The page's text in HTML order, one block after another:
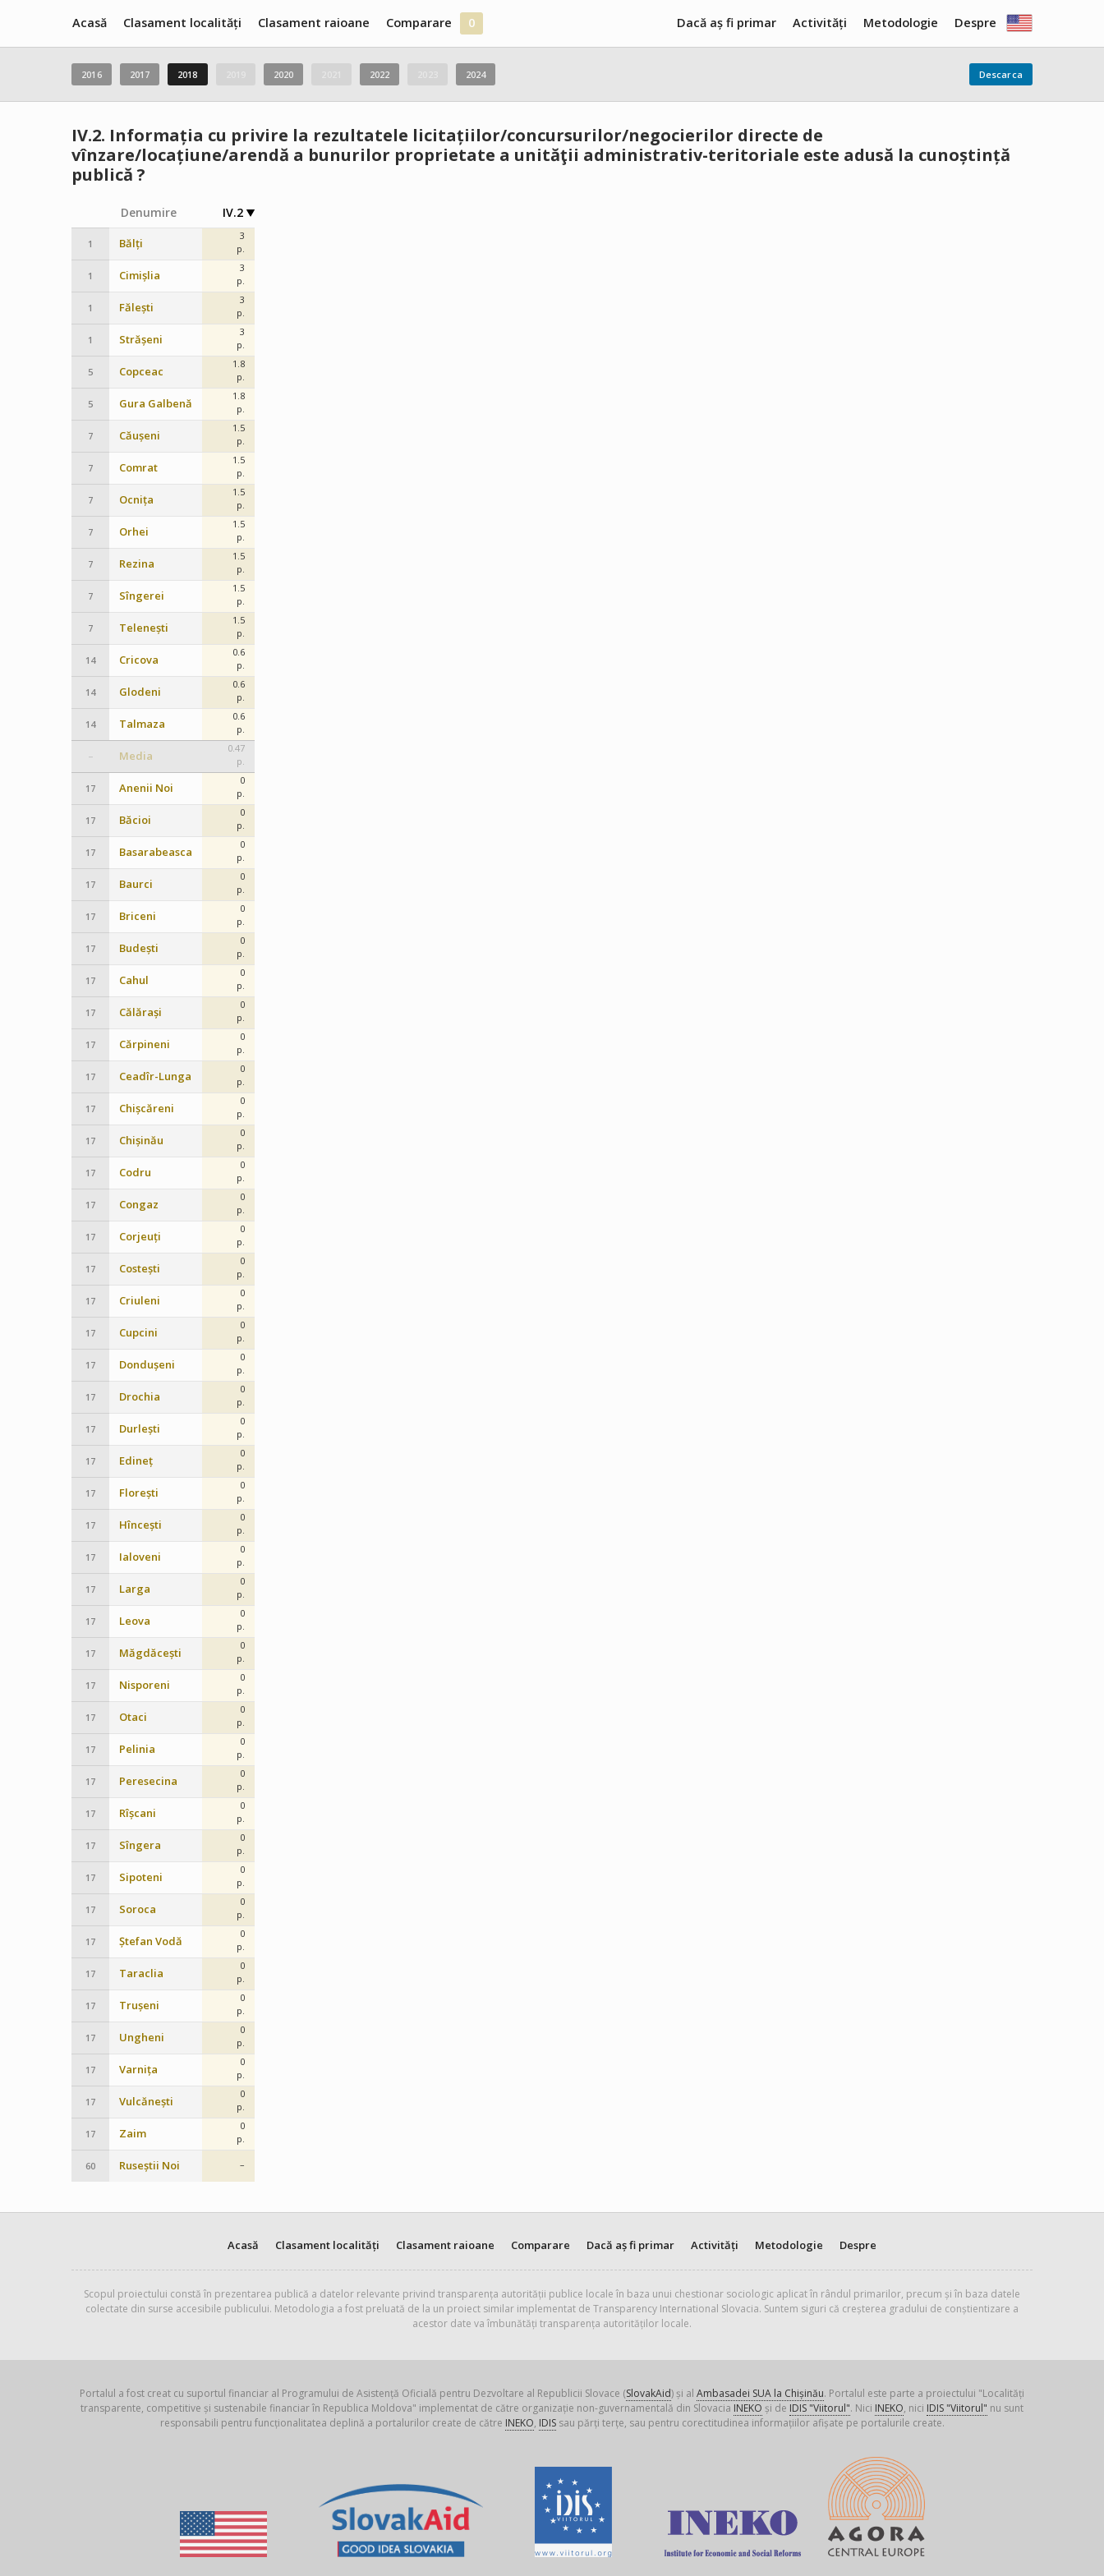
Acasă Despre
Clasament localități Metodologie
Clasament raioane Activități
Comparare 0 Dacă aș fi primar
2016 2017 2018 2020 2022 2024 Descarca
IV.2. Informația cu privire la rezultatele licitațiilor/concursurilor/negocierilor directe de
vînzare/locațiune/arendă a bunurilor proprietate a unităţii administrativ-teritoriale este adusă la cunoștință
publică ?
Denumire IV.2
1 Bălți
3
p.
1 Cimișlia
3
p.
1 Fălești
3
p.
1 Strășeni
3
p.
5 Copceac
1.8
p.
5 Gura Galbenă
1.8
p.
7 Căușeni
1.5
p.
7 Comrat
1.5
p.
7 Ocnița
1.5
p.
7 Orhei
1.5
p.
7 Rezina
1.5
p.
7 Sîngerei
1.5
p.
7 Telenești
1.5
p.
14 Cricova
0.6
p.
14 Glodeni
0.6
p.
14 Talmaza
0.6
p.
– Media
0.47
p.
17 Anenii Noi
0
p.
17 Băcioi
0
p.
17 Basarabeasca
0
p.
17 Baurci
0
p.
17 Briceni
0
p.
17 Budești
0
p.
17 Cahul
0
p.
17 Călărași
0
p.
17 Cărpineni
0
p.
17 Ceadîr-Lunga
0
p.
17 Chișcăreni
0
p.
17 Chișinău
0
p.
17 Codru
0
p.
17 Congaz
0
p.
17 Corjeuți
0
p.
17 Costești
0
p.
17 Criuleni
0
p.
17 Cupcini
0
p.
17 Dondușeni
0
p.
17 Drochia
0
p.
17 Durlești
0
p.
17 Edineț
0
p.
17 Florești
0
p.
17 Hîncești
0
p.
17 Ialoveni
0
p.
17 Larga
0
p.
17 Leova
0
p.
17 Măgdăcești
0
p.
17 Nisporeni
0
p.
17 Otaci
0
p.
17 Pelinia
0
p.
17 Peresecina
0
p.
17 Rîșcani
0
p.
17 Sîngera
0
p.
17 Sipoteni
0
p.
17 Soroca
0
p.
17 Ștefan Vodă
0
p.
17 Taraclia
0
p.
17 Trușeni
0
p.
17 Ungheni
0
p.
17 Varnița
0
p.
17 Vulcănești
0
p.
17 Zaim
0
p.
60 Ruseștii Noi –
Acasă Clasament localități Clasament raioane Comparare Dacă aș fi primar Activități Metodologie Despre
Scopul proiectului constă în prezentarea publică a datelor relevante privind transparența autorității publice locale în baza unui chestionar sociologic aplicat în rândul primarilor, precum și în baza datele
colectate din surse accesibile publicului. Metodologia a fost preluată de la un proiect similar implementat de Transparency International Slovacia. Suntem siguri că creșterea gradului de conștientizare a
acestor date va îmbunătăți transparența autorităților locale.
Portalul a fost creat cu suportul financiar al Programului de Asistență Oficială pentru Dezvoltare al Republicii Slovace (SlovakAid) și al Ambasadei SUA la Chișinău. Portalul este parte a proiectului "Localități
transparente, competitive și sustenabile financiar în Republica Moldova" implementat de către organizație non-guvernamentală din Slovacia INEKO și de IDIS "Viitorul". Nici INEKO, nici IDIS "Viitorul" nu sunt
responsabili pentru funcționalitatea deplină a portalurilor create de către INEKO, IDISsau părți terțe, sau pentru corectitudinea informațiilor afișate pe portalurile create.